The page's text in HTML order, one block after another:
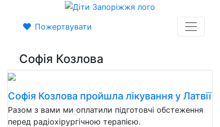
Пожертвувати
Софія Козлова
Софія Козлова пройшла лікування у Латвії
Разом з вами ми оплатили підготовчі обстеження
перед радіохірургічною терапією.